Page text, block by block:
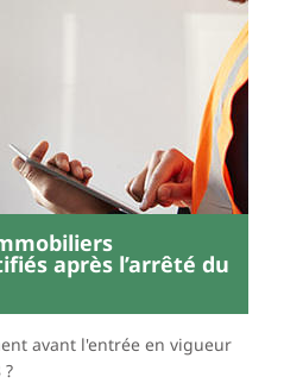
après l’arrêté du
avant l'entrée en vigueur